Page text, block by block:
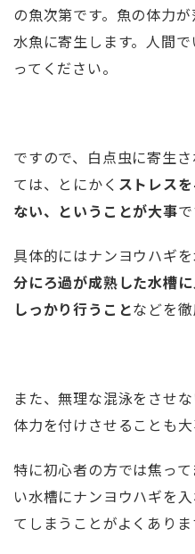
の魚次第です。魚の体力
水魚に寄生します。人間
ってください。
ですので、白点虫に寄生
ては、とにかく ストレス
ない、ということが大事で
具体的にはナンヨウハギ
分にろ過が成熟した水槽
しっかり行うことなどを徹
また、無理な混泳をさせ
体力を付けさせることも
特に初心者の方では焦っ
い水槽にナンヨウハギを
てしまうことがよくありま